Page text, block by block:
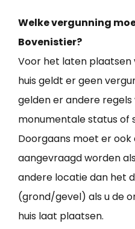
Welke vergunning
Bovenistier?
Voor het laten
huis geldt er geen
gelden er andere
monumentale status of
Doorgaans moet er ook
aangevraagd worden
andere locatie dan het
(grond/gevel) als u de
huis laat plaatsen.